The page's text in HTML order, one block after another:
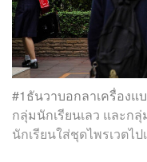
#1ธันวาบอกลาเครื่องแ
กลุ่มนักเรียนเลว และก
นักเรียนใส่ชุดไพรเวตไป